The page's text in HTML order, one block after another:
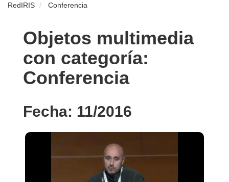
RedIRIS Conferencia
Objetos multimedia
con categoría:
Conferencia
Fecha: 11/2016